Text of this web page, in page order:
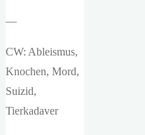
—
CW: Ableismus,
Knochen, Mord,
Suizid,
Tierkadaver